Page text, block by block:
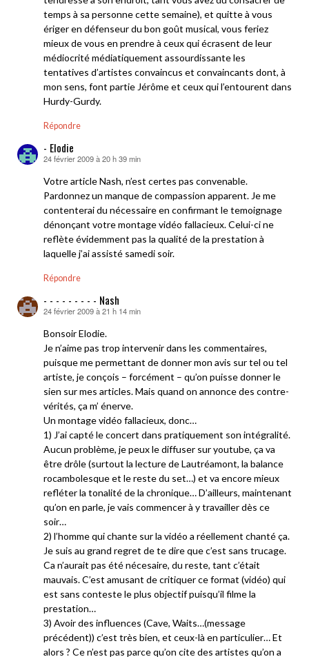
temps à sa personne cette semaine), et quitte à vous
ériger en défenseur du bon goût musical, vous feriez
mieux de vous en prendre à ceux qui écrasent de leur
médiocrité médiatiquement assourdissante les
tentatives d’artistes convaincus et convaincants dont, à
mon sens, font partie Jérôme et ceux qui l’entourent dans
Hurdy-Gurdy.
Répondre
- Elodie
dit :
24 février 2009 à 20 h 39 min
Votre article Nash, n’est certes pas convenable.
Pardonnez un manque de compassion apparent. Je me
contenterai du nécessaire en confirmant le temoignage
dénonçant votre montage vidéo fallacieux. Celui-ci ne
reflète évidemment pas la qualité de la prestation à
laquelle j’ai assisté samedi soir.
Répondre
- - - - - - - - - Nash
dit :
24 février 2009 à 21 h 14 min
Bonsoir Elodie.
Je n’aime pas trop intervenir dans les commentaires,
puisque me permettant de donner mon avis sur tel ou tel
artiste, je conçois – forcément – qu’on puisse donner le
sien sur mes articles. Mais quand on annonce des contre-
vérités, ça m’ énerve.
Un montage vidéo fallacieux, donc…
1) J’ai capté le concert dans pratiquement son intégralité.
Aucun problème, je peux le diffuser sur youtube, ça va
être drôle (surtout la lecture de Lautréamont, la balance
rocambolesque et le reste du set…) et va encore mieux
refléter la tonalité de la chronique… D’ailleurs, maintenant
qu’on en parle, je vais commencer à y travailler dès ce
soir…
2) l’homme qui chante sur la vidéo a réellement chanté ça.
Je suis au grand regret de te dire que c’est sans trucage.
Ca n’aurait pas été nécesaire, du reste, tant c’était
mauvais. C’est amusant de critiquer ce format (vidéo) qui
est sans conteste le plus objectif puisqu’il filme la
prestation…
3) Avoir des influences (Cave, Waits…(message
précédent)) c’est très bien, et ceux-là en particulier… Et
alors ? Ce n’est pas parce qu’on cite des artistes qu’on a